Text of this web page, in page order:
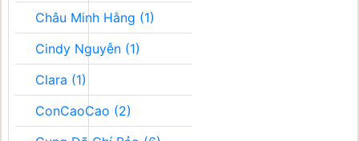
Châu Minh Hằng (1)
Cindy Nguyễn (1)
Clara (1)
ConCaoCao (2)